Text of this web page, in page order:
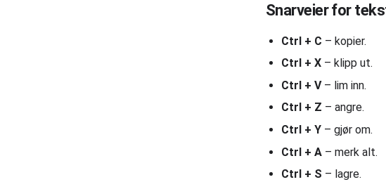
Snarveier for
Ctrl + C – kopier.
Ctrl + X – klipp ut.
Ctrl + V– lim inn.
Ctrl + Z – angre.
Ctrl + Y – gjør om.
Ctrl + A – merk alt.
Ctrl + S – lagre.